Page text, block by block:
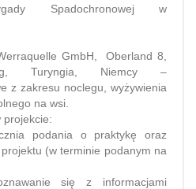
Spadochronowej w
GmbH, Oberland 8,
Turyngia, Niemcy –
z zakresu noclegu, wyżywienia
na wsi.
projekcie:
podania o praktykę oraz
(w terminie podanym na
się z informacjami